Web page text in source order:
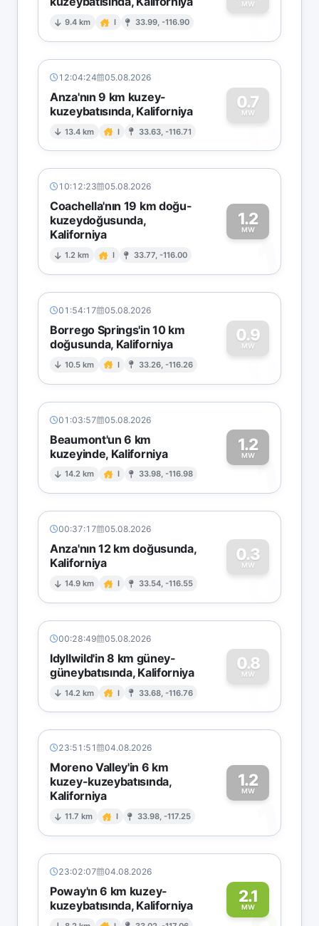
9.4 km I 33.99, -116.90
MW
0
12:04:24 05.08.2026
Anza'nın 9 km kuzey-
kuzeybatısında, Kaliforniya
13.4 km I 33.63, -116.71
0.7
MW
0
10:12:23 05.08.2026
Coachella'nın 19 km doğu-
kuzeydoğusunda,
Kaliforniya
1.2 km I 33.77, -116.00
1.2
MW
1
01:54:17 05.08.2026
Borrego Springs'in 10 km
doğusunda, Kaliforniya
10.5 km I 33.26, -116.26
0.9
MW
0
01:03:57 05.08.2026
Beaumont'un 6 km
kuzeyinde, Kaliforniya
14.2 km I 33.98, -116.98
1.2
MW1
00:37:17 05.08.2026
Anza'nın 12 km doğusunda,
Kaliforniya
14.9 km I 33.54, -116.55
0.3
MW
0
00:28:49 05.08.2026
Idyllwild'in 8 km güney-
güneybatısında, Kaliforniya
14.2 km I 33.68, -116.76
0.8
MW
0
23:51:51 04.08.2026
Moreno Valley'in 6 km
kuzey-kuzeybatısında,
Kaliforniya
11.7 km I 33.98, -117.25
1.2
MW
1
23:02:07 04.08.2026
Poway'ın 6 km kuzey-
kuzeybatısında, Kaliforniya
2.1
MW